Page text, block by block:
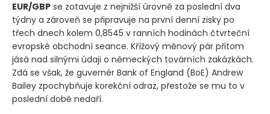
EUR/GBP se zotavuje z nejnižší úrovně za poslední dva
týdny a zároveň se připravuje na první denní zisky po
třech dnech kolem 0,8545 v ranních hodinách čtvrteční
evropské obchodní seance. Křížový měnový pár přitom
jásá nad silnými údaji o německých továrních zakázkách.
Zdá se však, že guvernér Bank of England (BoE) Andrew
Bailey zpochybňuje korekční odraz, přestože se mu to v
poslední době nedaří.